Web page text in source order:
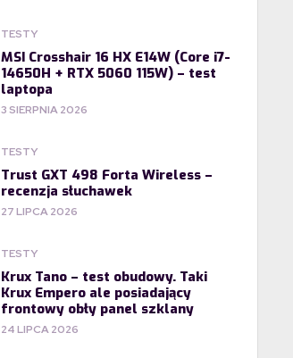
TESTY
MSI Crosshair 16 HX E14W (Core i7-
14650H + RTX 5060 115W) – test
laptopa
3 SIERPNIA 2026
TESTY
Trust GXT 498 Forta Wireless –
recenzja słuchawek
27 LIPCA 2026
TESTY
Krux Tano – test obudowy. Taki
Krux Empero ale posiadający
frontowy obły panel szklany
24 LIPCA 2026